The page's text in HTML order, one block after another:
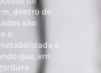
dentro de
são
o
e
que, em